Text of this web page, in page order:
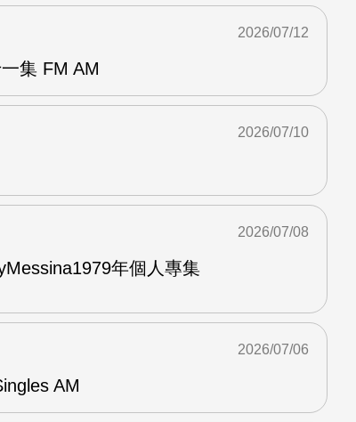
集 FM AM
2026/07/12
2026/07/10
年個人專集
2026/07/08
AM
2026/07/06